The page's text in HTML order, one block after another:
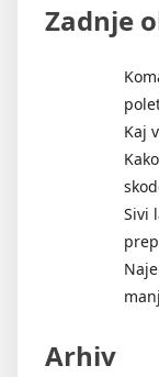
Zadnje
Kaj
Sivi
Arhiv